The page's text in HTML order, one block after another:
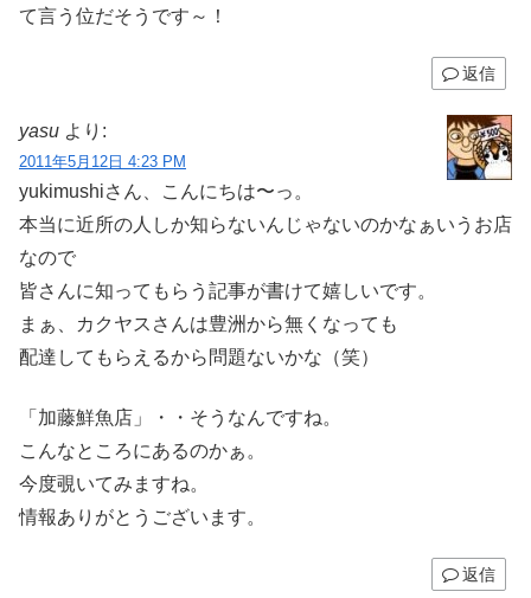
て言う位だそうです～！
返信
yasu より:
2011年5月12日 4:23 PM
yukimushiさん、こんにちは〜っ。
本当に近所の人しか知らないんじゃないのかなぁいうお店
なので
皆さんに知ってもらう記事が書けて嬉しいです。
まぁ、カクヤスさんは豊洲から無くなっても
配達してもらえるから問題ないかな（笑）
「加藤鮮魚店」・・そうなんですね。
こんなところにあるのかぁ。
今度覗いてみますね。
情報ありがとうございます。
返信